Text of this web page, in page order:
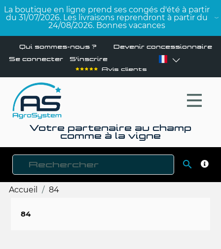
La boutique en ligne prend ses congés d'été à partir
du 31/07/2026. Les livraisons reprendront à partir du
24/08/2026. Bonnes vacances
Qui sommes-nous ? Devenir concessionnaire
Se connecter
S'inscrire
Avis clients
Votre partenaire au champ
comme à la vigne

Accueil 84
84